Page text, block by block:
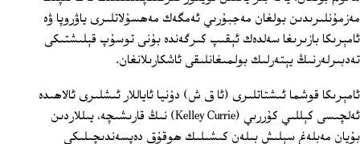
مەزمۇنلىرىدىن بولغان مەجبۇرىي ئەمگەك مەھسۇلاتلىرى ياۋروپا ۋە
ئامېرىكا بازىرىغا سەلدەك ئېقىپ كىرگەندە بۇنى توسۇپ قېلىشتىكى
تەدبىرلەرنىڭ يېتەرلىك بولمىغانلىقى ئاشكارىلانغان.
ئامېرىكا قوشما ئىشتاتلىرى (ئا ق ش) دۇنيا ئاياللار ئىشلىرى ئالاھىدە
ئەلچىسى كېللىي كۇررىي (Kelley Currie) نىڭ قارىشىچە، يىللاردىن
بۇيان مەبلەغ سېلىش بىلەن كىشىلىك ھوقۇق دەپسەندىچىلىكى